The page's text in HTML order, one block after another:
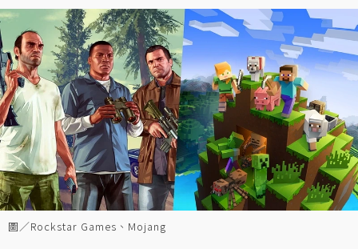
圖／Rockstar Games、Mojang